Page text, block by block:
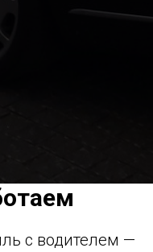
с водителем —